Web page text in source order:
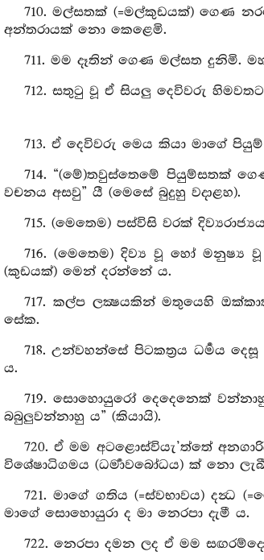
710. මල්සතක් (=මල්කුඩයක්) ගෙණ
අන්තරායක් නො කෙළෙමි.
711. මම දෑතින් ගෙණ මල්සත දුනිමි.
712. සතුටු වූ ඒ සියලු දෙවිවරු
713. ඒ දෙවිවරු මෙය කියා මාගේ
714. “(මේ)තවුස්තෙමේ පියුම්සතක්
වචනය අසවු” යී (මෙසේ බුදුහු වදාළහ).
715. (මෙතෙම) පස්විසි වරක්
716. (මෙතෙම) දිව්‍ය වූ හෝ මනුෂ්‍ය
(කුඩයක්) මෙන් දරන්නේ ය.
717. කල්ප ලක්‍ෂයකින් මතුයෙහි
සේක.
718. උන්වහන්සේ පිටකත්‍රය ධර්‍මය
ය.
719. සොහොයුරෝ දෙදෙනෙක්
බබුලුවන්නාහු ය” (කියායි).
720. ඒ මම අටළොස්වියැ’ත්තේ
විශේෂාධිගමය (ධර්‍මාවබෝධය) ක් නො
721. මාගේ ගතිය (=ස්වභාවය)
මාගේ සොහොයුරා ද මා නෙරපා දැමී ය.
722. නෙරපා දමන ලද ඒ මම